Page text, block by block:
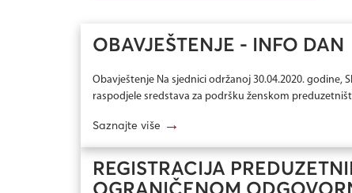
OBAVJEŠTENJE - INFO DAN
Obavještenje Na sjednici održanoj 30.04.2020.
raspodjele sredstava za podršku ženskom
Saznajte više →
REGISTRACIJA